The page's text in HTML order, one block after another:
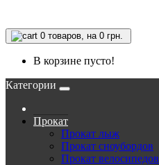
0 товаров, на 0 грн.
В корзине пусто!
Категории
Прокат
Прокат лыж
Прокат сноубордов
Прокат велосипедов